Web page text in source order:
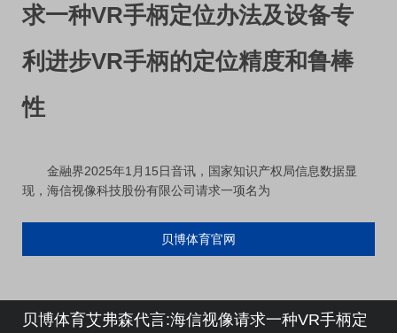
求一种VR手柄定位办法及设备专
利进步VR手柄的定位精度和鲁棒
性
金融界2025年1月15日音讯，国家知识产权局信息数据显
现，海信视像科技股份有限公司请求一项名为
贝博体育官网
贝博体育艾弗森代言:海信视像请求一种VR手柄定